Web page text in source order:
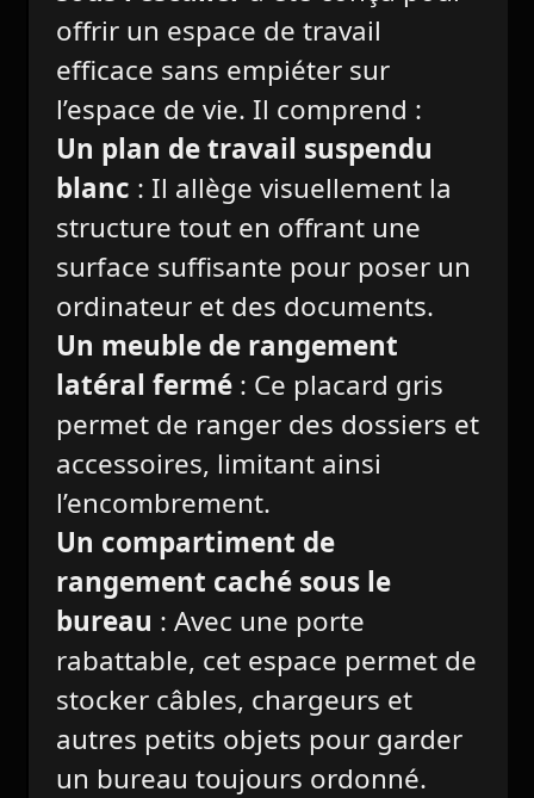
offrir un espace de travail
efficace sans empiéter sur
l’espace de vie. Il comprend :
Un plan de travail suspendu
blanc : Il allège visuellement la
structure tout en offrant une
surface suffisante pour poser un
ordinateur et des documents.
Un meuble de rangement
latéral fermé: Ce placard gris
permet de ranger des dossiers et
accessoires, limitant ainsi
l’encombrement.
Un compartiment de
rangement caché sous le
bureau : Avec une porte
rabattable, cet espace permet de
stocker câbles, chargeurs et
autres petits objets pour garder
un bureau toujours ordonné.